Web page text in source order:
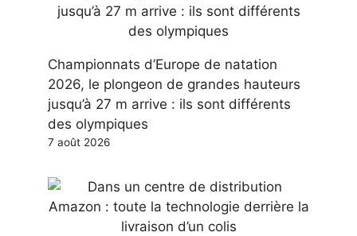
Championnats d’Europe de natation
2026, le plongeon de grandes hauteurs
jusqu’à 27 m arrive : ils sont différents
des olympiques
7 août 2026